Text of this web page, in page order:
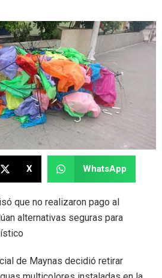
X WhatsApp
que no realizaron pago al
alternativas seguras para
de Maynas decidió retirar